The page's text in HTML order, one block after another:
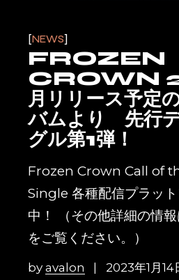
NEWS
FROZEN
CROWN
月リリース予定
バムより 先行
グル第1弾！
Frozen Crown Call of
Single 各種配信プラッ
中！ （その他詳細の情
をご覧ください。）
byavalon 2023年1月14